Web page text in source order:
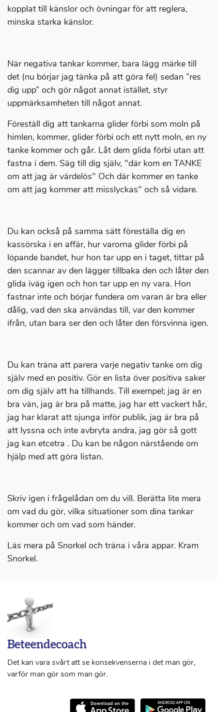
kopplat till känslor och övningar för att reglera,
minska starka känslor.
När negativa tankar kommer, bara lägg märke till
det (nu börjar jag tänka på att göra fel) sedan ”res
dig upp” och gör något annat istället, styr
uppmärksamheten till något annat.
Föreställ dig att tankarna glider förbi som moln på
himlen, kommer, glider förbi och ett nytt moln, en ny
tanke kommer och går. Låt dem glida förbi utan att
fastna i dem. Säg till dig själv, "där kom en TANKE
om att jag är värdelös" Och där kommer en tanke
om att jag kommer att misslyckas" och så vidare.
Du kan också på samma sätt föreställa dig en
kassörska i en affär, hur varorna glider förbi på
löpande bandet, hur hon tar upp en i taget, tittar på
den scannar av den lägger tillbaka den och låter den
glida iväg igen och hon tar upp en ny vara. Hon
fastnar inte och börjar fundera om varan är bra eller
dålig, vad den ska användas till, var den kommer
ifrån, utan bara ser den och låter den försvinna igen.
Du kan träna att parera varje negativ tanke om dig
själv med en positiv. Gör en lista över positiva saker
om dig själv att ha tillhands. Till exempel; jag är en
bra vän, jag är bra på matte, jag har ett vackert hår,
jag har klarat att sjunga inför publik, jag är bra på
att lyssna och inte avbryta andra, jag gör så gott
jag kan etcetra . Du kan be någon närstående om
hjälp med att göra listan.
Skriv igen i frågelådan om du vill. Berätta lite mera
om vad du gör, vilka situationer som dina tankar
kommer och om vad som händer.
Läs mera på Snorkel och träna i våra appar. Kram
Snorkel.
Beteendecoach
Det kan vara svårt att se konsekvenserna i det man gör,
varför man gör som man gör.